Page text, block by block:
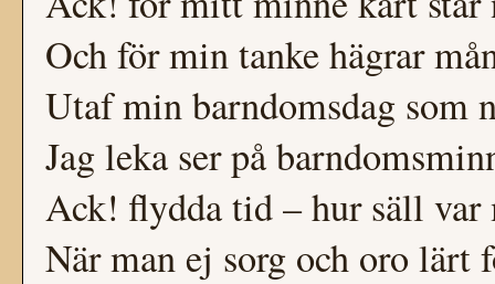
Och för min tanke hägrar
Utaf min barndomsdag som
Jag leka ser på
Ack! flydda tid – hur säll var
När man ej sorg och oro lärt